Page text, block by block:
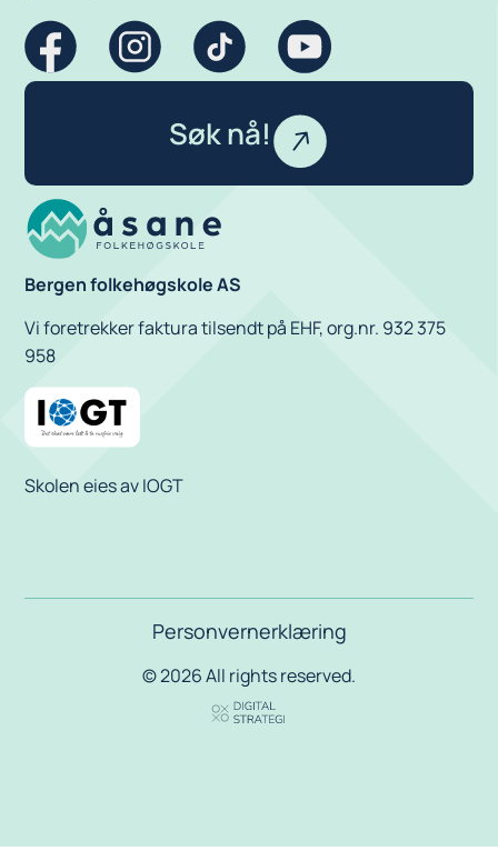
Bergen folkehøgskole AS
Vi foretrekker faktura tilsendt på EHF, org.nr. 932 375
958
Skolen eies av IOGT
Søk nå!
Personvernerklæring
© 2026 All rights reserved.